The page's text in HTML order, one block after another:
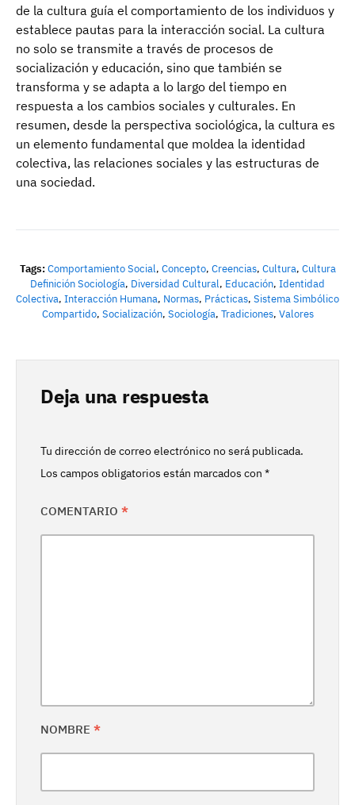
de la cultura guía el comportamiento de los individuos y
establece pautas para la interacción social. La cultura
no solo se transmite a través de procesos de
socialización y educación, sino que también se
transforma y se adapta a lo largo del tiempo en
respuesta a los cambios sociales y culturales. En
resumen, desde la perspectiva sociológica, la cultura es
un elemento fundamental que moldea la identidad
colectiva, las relaciones sociales y las estructuras de
una sociedad.
Tags: Comportamiento Social, Concepto, Creencias, Cultura, Cultura
Definición Sociología, Diversidad Cultural, Educación, Identidad
Colectiva, Interacción Humana, Normas, Prácticas, Sistema Simbólico
Compartido, Socialización, Sociología, Tradiciones, Valores
Deja una respuesta
Tu dirección de correo electrónico no será publicada.
Los campos obligatorios están marcados con *
COMENTARIO *
NOMBRE *